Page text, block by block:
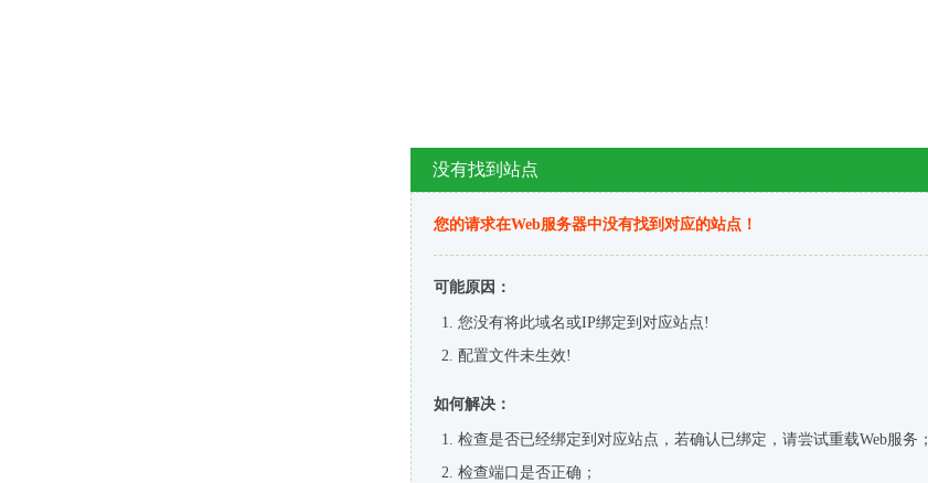
没有找到站点
您的请求在Web服务器中没有找到对应的站点！
可能原因：
您没有将此域名或IP绑定到对应站点!
配置文件未生效!
如何解决：
检查是否已经绑定到对应站点，若确认已绑定，请尝试重载Web服务；
检查端口是否正确；